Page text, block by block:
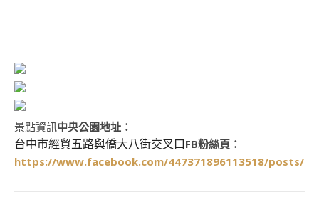
景點資訊中央公園地址：
台中市經貿五路與僑大八街交叉口FB粉絲頁：
https://www.facebook.com/447371896113518/posts/